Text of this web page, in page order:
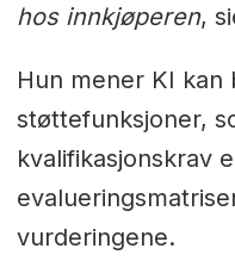
hos innkjøperen,
Hun mener KI kan
støttefunksjoner,
kvalifikasjonskrav
vurderingene.